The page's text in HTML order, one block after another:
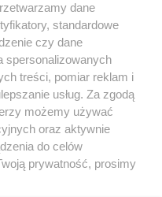
korzystania z portali
sięz nami
dane
standardowe
czy dane
spersonalizowanych
treści, pomiar reklam i
usług. Za zgodą
możemy używać
oraz aktywnie
do celów
prywatność, prosimy